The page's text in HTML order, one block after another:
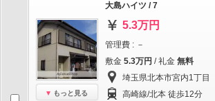
もっと見る
大島ハイツ / 7
5.3万円
管理費 : －
敷金 5.3万円 / 礼金 無料
埼玉県北本市宮内1丁目
高崎線/北本 徒歩12分